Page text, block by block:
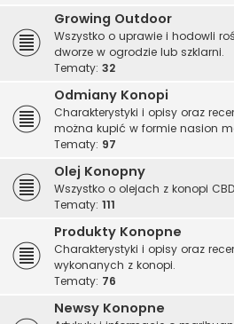
Growing Outdoor
Wszystko o uprawie i hodowli
dworze w ogrodzie lub szklarni.
Tematy: 32
Odmiany Konopi
Charakterystyki i opisy oraz
można kupić w formie nasion
Tematy: 97
Olej Konopny
Wszystko o olejach z konopi CBD
Tematy: 111
Produkty Konopne
Charakterystyki i opisy oraz
wykonanych z konopi.
Tematy: 76
Newsy Konopne